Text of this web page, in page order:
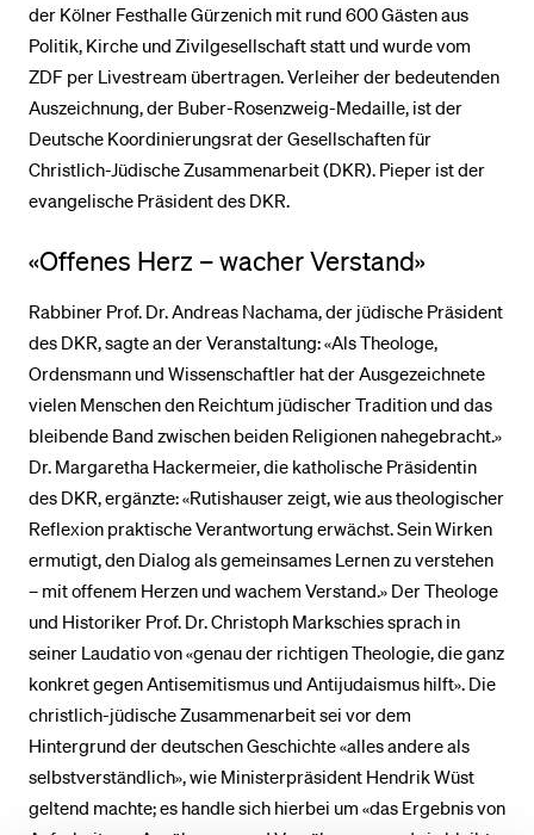
der Kölner Festhalle Gürzenich mit rund 600 Gästen aus
Politik, Kirche und Zivilgesellschaft statt und wurde vom
ZDF per Livestream übertragen. Verleiher der bedeutenden
Auszeichnung, der Buber-Rosenzweig-Medaille, ist der
Deutsche Koordinierungsrat der Gesellschaften für
Christlich-Jüdische Zusammenarbeit (DKR). Pieper ist der
evangelische Präsident des DKR.
«Offenes Herz – wacher Verstand»
Rabbiner Prof. Dr. Andreas Nachama, der jüdische Präsident
des DKR, sagte an der Veranstaltung: «Als Theologe,
Ordensmann und Wissenschaftler hat der Ausgezeichnete
vielen Menschen den Reichtum jüdischer Tradition und das
bleibende Band zwischen beiden Religionen nahegebracht.»
Dr. Margaretha Hackermeier, die katholische Präsidentin
des DKR, ergänzte: «Rutishauser zeigt, wie aus theologischer
Reflexion praktische Verantwortung erwächst. Sein Wirken
ermutigt, den Dialog als gemeinsames Lernen zu verstehen
– mit offenem Herzen und wachem Verstand.» Der Theologe
und Historiker Prof. Dr. Christoph Markschies sprach in
seiner Laudatio von «genau der richtigen Theologie, die ganz
konkret gegen Antisemitismus und Antijudaismus hilft». Die
christlich-jüdische Zusammenarbeit sei vor dem
Hintergrund der deutschen Geschichte «alles andere als
selbstverständlich», wie Ministerpräsident Hendrik Wüst
geltend machte; es handle sich hierbei um «das Ergebnis von